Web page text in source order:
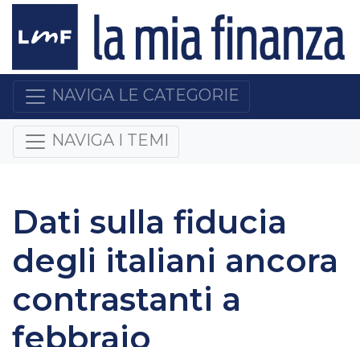
NAVIGA LE CATEGORIE
NAVIGA I TEMI
Dati sulla fiducia
degli italiani ancora
contrastanti a
febbraio